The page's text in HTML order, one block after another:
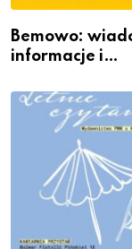
Bemowo:
informacje i